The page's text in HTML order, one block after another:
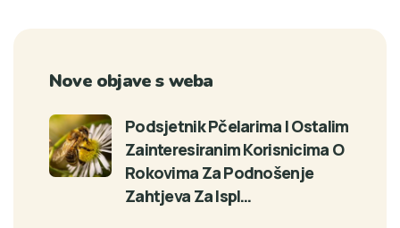
Nove objave s weba
Podsjetnik Pčelarima I Ostalim
Zainteresiranim Korisnicima O
Rokovima Za Podnošenje
Zahtjeva Za Ispl…